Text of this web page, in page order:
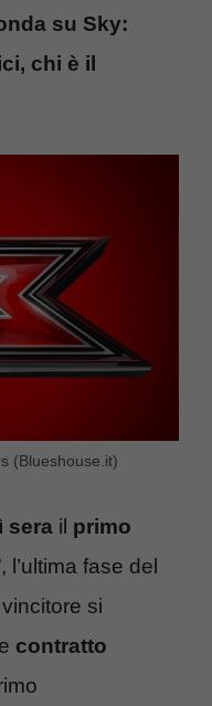
su Sky:
chi è il
(Blueshouse.it)
sera il primo
l’ultima fase del
si
contratto